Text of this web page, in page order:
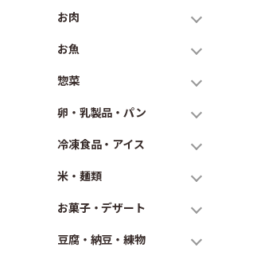
お肉
お魚
惣菜
卵・乳製品・パン
冷凍食品・アイス
米・麺類
お菓子・デザート
豆腐・納豆・練物